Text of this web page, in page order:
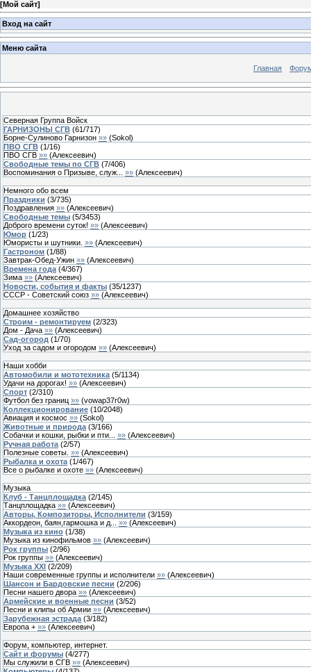
[Мой сайт]
Вход на сайт
Меню сайта
Главная
Северная Группа Войск
ГАРНИЗОНЫ СГВ (61/717)
Борне-Сулиново Гарнизон »» (Sokol)
ПВО СГВ (1/16)
ПВО СГВ »» (Алексеевич)
Свободные темы по СГВ (7/406)
Воспоминания о Призыве, служ...
»» (Алексеевич)
Немного обо всем
Праздники (3/735)
Поздравления »» (Алексеевич)
Свободные темы (5/3453)
Доброго времени суток! »» (Алексеевич)
Юмор (1/23)
Юмористы и шутники. »» (Алексеевич)
Гастроном (1/88)
Завтрак-Обед-Ужин »» (Алексеевич)
Времена года (4/367)
Зима »» (Алексеевич)
Новости, события и факты (35/1237)
СССР - Советский союз »» (Алексеевич)
Домашнее хозяйство
Строим - ремонтируем (2/323)
Дом - Дача »» (Алексеевич)
Сад-огород (1/70)
Уход за садом и огородом »» (Алексеевич)
Наши хобби
Автомобили и мототехника (5/1134)
Удачи на дорогах! »» (Алексеевич)
Спорт (2/310)
Футбол без границ »» (vowap37r0w)
Коллекционирование (10/2048)
Авиация и космос »» (Sokol)
Животные и природа (3/166)
Собачки и кошки, рыбки и пти...
»» (Алексеевич)
Ручная работа (2/57)
Полезные советы. »» (Алексеевич)
Рыбалка и охота (1/467)
Все о рыбалке и охоте »» (Алексеевич)
Музыка
Клуб - Танцплощадка (2/145)
Танцплощадка »» (Алексеевич)
Авторы, Композиторы, Исполнители (3/159)
Аккордеон, баян,гармошка и д...
»» (Алексеевич)
Музыка из кино (1/38)
Музыка из кинофильмов »» (Алексеевич)
Рок группы (2/96)
Рок группы »» (Алексеевич)
Музыка ХХI (2/209)
Наши современные группы и исполнители »» (Алексеевич)
Шансон и Бардовские песни (2/206)
Песни нашего двора »» (Алексеевич)
Армейские и военные песни (3/52)
Песни и клипы об Армии »» (Алексеевич)
Зарубежная эстрада (3/182)
Европа + »» (Алексеевич)
Форум, компьютер, интернет.
Сайт и форумы (4/277)
Мы служили в СГВ »» (Алексеевич)